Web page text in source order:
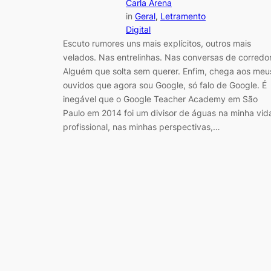
Carla Arena
in Geral, Letramento
Digital
Escuto rumores uns mais explícitos, outros mais
velados. Nas entrelinhas. Nas conversas de
Alguém que solta sem querer. Enfim, chega aos
ouvidos que agora sou Google, só falo de Google. É
inegável que o Google Teacher Academy em São
Paulo em 2014 foi um divisor de águas na minha
profissional, nas minhas perspectivas,…